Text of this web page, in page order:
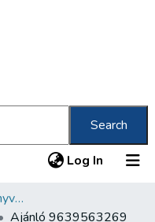
Search
Log In (current)
1308 - Dagály utcai Könyvtár
Ajánló 9639563269